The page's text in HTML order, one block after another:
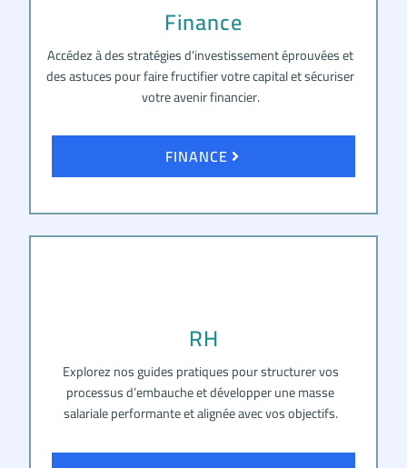
Finance
Accédez à des stratégies d’investissement éprouvées et
des astuces pour faire fructifier votre capital et sécuriser
votre avenir financier.
FINANCE
RH
Explorez nos guides pratiques pour structurer vos
processus d’embauche et développer une masse
salariale performante et alignée avec vos objectifs.